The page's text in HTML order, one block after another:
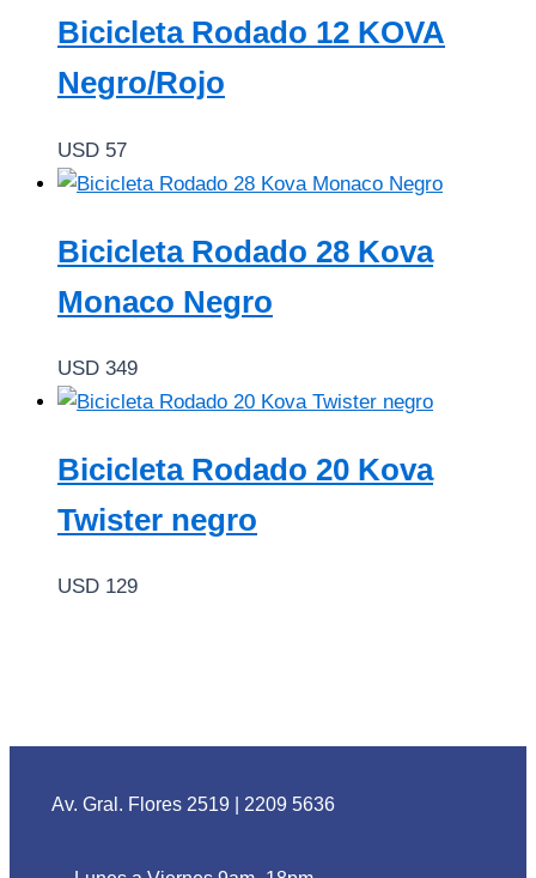
Bicicleta Rodado 12 KOVA
Negro/Rojo
USD 57
Bicicleta Rodado 28 Kova
Monaco Negro
USD 349
Bicicleta Rodado 20 Kova
Twister negro
USD 129
Av. Gral. Flores 2519 2209 5636